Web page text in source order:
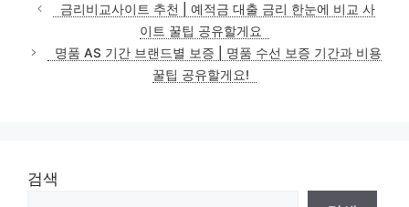
금리비교사이트 추천 | 예적금 대출 금리 한눈에 비교 사
이트 꿀팁 공유할게요
명품 AS 기간 브랜드별 보증 | 명품 수선 보증 기간과 비용
꿀팁 공유할게요!
검색